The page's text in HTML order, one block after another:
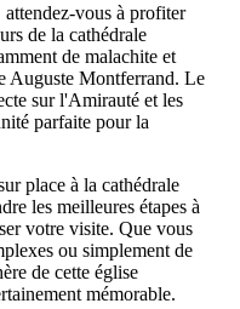
vous à profiter
de la cathédrale
de malachite et
Auguste Montferrand. Le
sur l'Amirauté et les
parfaite pour la
place à la cathédrale
les meilleures étapes à
votre visite. Que vous
ou simplement de
de cette église
mémorable.